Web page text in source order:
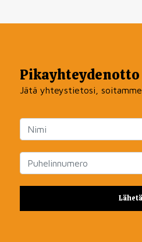
Pikayhteydenotto
Jätä yhteystietosi,
Lähetä